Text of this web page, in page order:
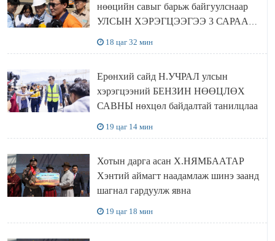
нөөцийн савыг барьж байгуулснаар
УЛСЫН ХЭРЭГЦЭЭГЭЭ 3 САРААР
18 цаг 32 мин
Ерөнхий сайд Н.УЧРАЛ улсын
хэрэгцээний БЕНЗИН НӨӨЦЛӨХ
САВНЫ нөхцөл байдалтай танилцлаа
19 цаг 14 мин
Хотын дарга асан Х.НЯМБААТАР
Хэнтий аймагт наадамлаж шинэ заанд
шагнал гардуулж явна
19 цаг 18 мин